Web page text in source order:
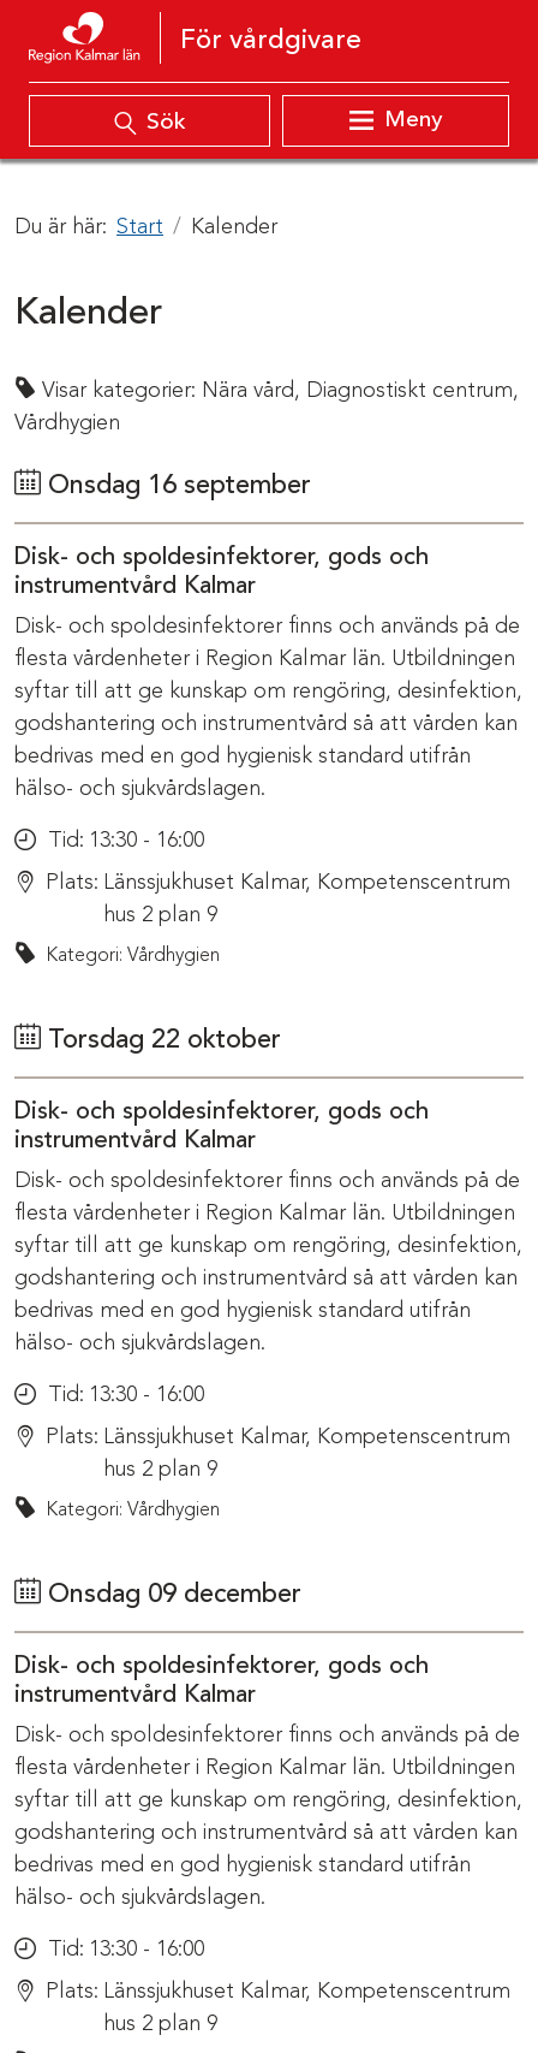
Hoppa till innehåll
För vårdgivare
Sök Meny
Du är här: Start Kalender
Kalender
Visar kategorier: Nära vård, Diagnostiskt centrum,
Vårdhygien
Onsdag 16 september
Disk- och spoldesinfektorer, gods och
instrumentvård Kalmar
Disk- och spoldesinfektorer finns och används på de
flesta vårdenheter i Region Kalmar län. Utbildningen
syftar till att ge kunskap om rengöring, desinfektion,
godshantering och instrumentvård så att vården kan
bedrivas med en god hygienisk standard utifrån
hälso- och sjukvårdslagen.
Tid: 13:30 - 16:00
Plats: Länssjukhuset Kalmar, Kompetenscentrum
hus 2 plan 9
Kategori: Vårdhygien
Torsdag 22 oktober
Disk- och spoldesinfektorer, gods och
instrumentvård Kalmar
Disk- och spoldesinfektorer finns och används på de
flesta vårdenheter i Region Kalmar län. Utbildningen
syftar till att ge kunskap om rengöring, desinfektion,
godshantering och instrumentvård så att vården kan
bedrivas med en god hygienisk standard utifrån
hälso- och sjukvårdslagen.
Tid: 13:30 - 16:00
Plats: Länssjukhuset Kalmar, Kompetenscentrum
hus 2 plan 9
Kategori: Vårdhygien
Onsdag 09 december
Disk- och spoldesinfektorer, gods och
instrumentvård Kalmar
Disk- och spoldesinfektorer finns och används på de
flesta vårdenheter i Region Kalmar län. Utbildningen
syftar till att ge kunskap om rengöring, desinfektion,
godshantering och instrumentvård så att vården kan
bedrivas med en god hygienisk standard utifrån
hälso- och sjukvårdslagen.
Tid: 13:30 - 16:00
Plats: Länssjukhuset Kalmar, Kompetenscentrum
hus 2 plan 9